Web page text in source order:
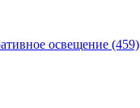
освещение (459)